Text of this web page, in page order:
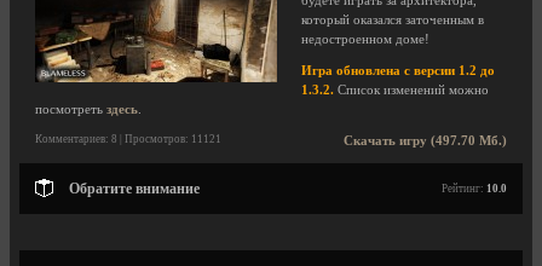
который оказался заточенным в
недостроенном доме!
Игра обновлена с версии 1.2 до
1.3.2. Список изменений можно
посмотреть здесь
Скачать игру (497.70 Мб.)
Комментариев: 8 | Просмотров: 11121
Обратите внимание Рейтинг: 10.0